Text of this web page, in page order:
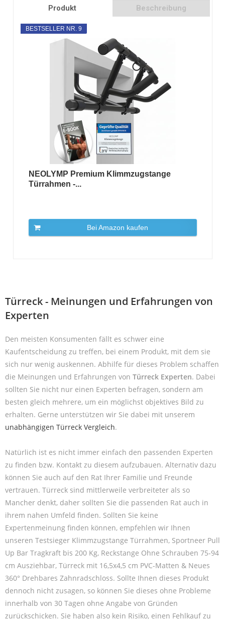
Produkt Beschreibung
BESTSELLER NR. 9
NEOLYMP Premium Klimmzugstange
Türrahmen -...
Bei Amazon kaufen
Türreck - Meinungen und Erfahrungen von
Experten
Den meisten Konsumenten fällt es schwer eine
Kaufentscheidung zu treffen, bei einem Produkt, mit dem sie
sich nur wenig auskennen. Abhilfe für dieses Problem schaffen
die Meinungen und Erfahrungen von Türreck Experten. Dabei
sollten Sie nicht nur einen Experten befragen, sondern am
besten gleich mehrere, um ein möglichst objektives Bild zu
erhalten. Gerne unterstützen wir Sie dabei mit unserem
unabhängigen Türreck Vergleich.
Natürlich ist es nicht immer einfach den passenden Experten
zu finden bzw. Kontakt zu diesem aufzubauen. Alternativ dazu
können Sie auch auf den Rat Ihrer Familie und Freunde
vertrauen. Türreck sind mittlerweile verbreiteter als so
Mancher denkt, daher sollten Sie die passenden Rat auch in
ihrem nahen Umfeld finden. Sollten Sie keine
Expertenmeinung finden können, empfehlen wir Ihnen
unseren Testsieger Klimmzugstange Türrahmen, Sportneer Pull
Up Bar Tragkraft bis 200 Kg, Reckstange Ohne Schrauben 75-94
cm Ausziehbar, Türreck mit 16,5x4,5 cm PVC-Matten & Neues
360° Drehbares Zahnradschloss. Sollte Ihnen dieses Produkt
dennoch nicht zusagen, so können Sie dieses ohne Probleme
innerhalb von 30 Tagen ohne Angabe von Gründen
zurückschicken. Sie haben also kein Risiko, einen Fehlkauf zu